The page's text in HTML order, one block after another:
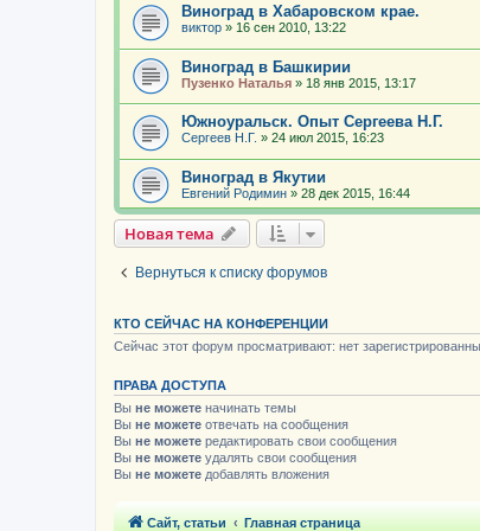
Виноград в Хабаровском крае.
виктор » 16 сен 2010, 13:22
Виноград в Башкирии
Пузенко Наталья » 18 янв 2015, 13:17
Южноуральск. Опыт Сергеева Н.Г.
Сергeев Н.Г. » 24 июл 2015, 16:23
Виноград в Якутии
Евгений Родимин » 28 дек 2015, 16:44
Новая тема
Вернуться к списку форумов
КТО СЕЙЧАС НА КОНФЕРЕНЦИИ
Сейчас этот форум просматривают: нет
ПРАВА ДОСТУПА
Вы не можете начинать темы
Вы не можете отвечать на сообщения
Вы не можете редактировать свои сообщения
Вы не можете удалять свои сообщения
Вы не можете добавлять вложения
Сайт, статьи Главная страница